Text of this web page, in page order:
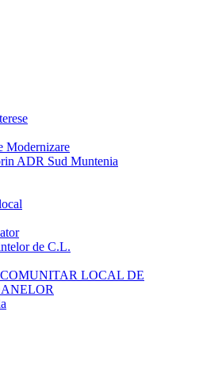
Modernizare
ADR Sud Muntenia
de C.L.
LOCAL DE